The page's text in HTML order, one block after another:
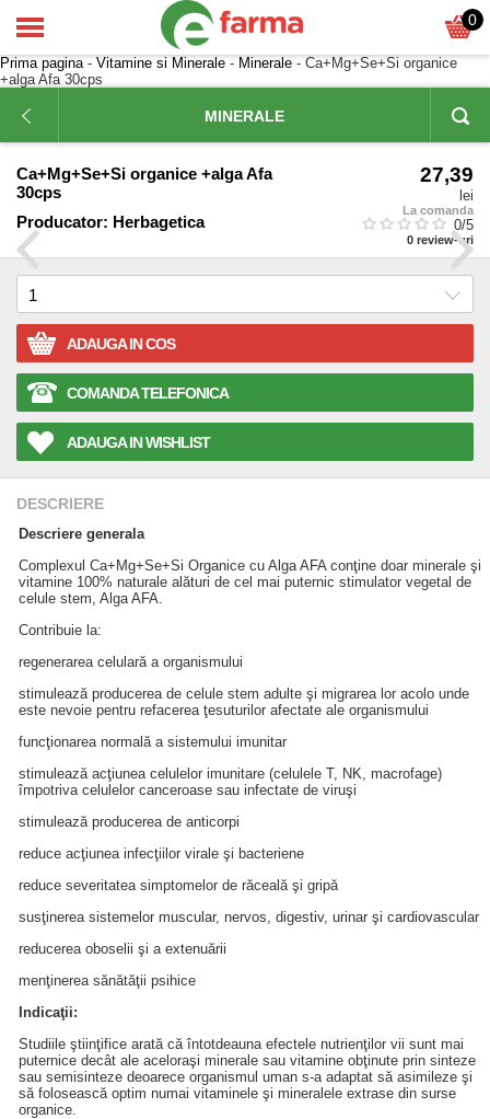
0
Prima pagina- Vitamine si Minerale - Minerale - Ca+Mg+Se+Si organice
+alga Afa 30cps
MINERALE
Ca+Mg+Se+Si organice +alga Afa
30cps
Producator: Herbagetica
27,39
lei
La comanda
0/5
0 review-uri
ADAUGA IN COS
COMANDA TELEFONICA
ADAUGA IN WISHLIST
DESCRIERE
Descriere generala
Complexul Ca+Mg+Se+Si Organice cu Alga AFA conţine doar minerale şi
vitamine 100% naturale alături de cel mai puternic stimulator vegetal de
celule stem, Alga AFA.
Contribuie la:
regenerarea celulară a organismului
stimulează producerea de celule stem adulte şi migrarea lor acolo unde
este nevoie pentru refacerea ţesuturilor afectate ale organismului
funcţionarea normală a sistemului imunitar
stimulează acţiunea celulelor imunitare (celulele T, NK, macrofage)
împotriva celulelor canceroase sau infectate de viruşi
stimulează producerea de anticorpi
reduce acţiunea infecţiilor virale şi bacteriene
reduce severitatea simptomelor de răceală şi gripă
susţinerea sistemelor muscular, nervos, digestiv, urinar şi cardiovascular
reducerea oboselii şi a extenuării
menţinerea sănătăţii psihice
Indicaţii:
Studiile ştiinţifice arată că întotdeauna efectele nutrienţilor vii sunt mai
puternice decât ale aceloraşi minerale sau vitamine obţinute prin sinteze
sau semisinteze deoarece organismul uman s-a adaptat să asimileze şi
să folosească optim numai vitaminele şi mineralele extrase din surse
organice.